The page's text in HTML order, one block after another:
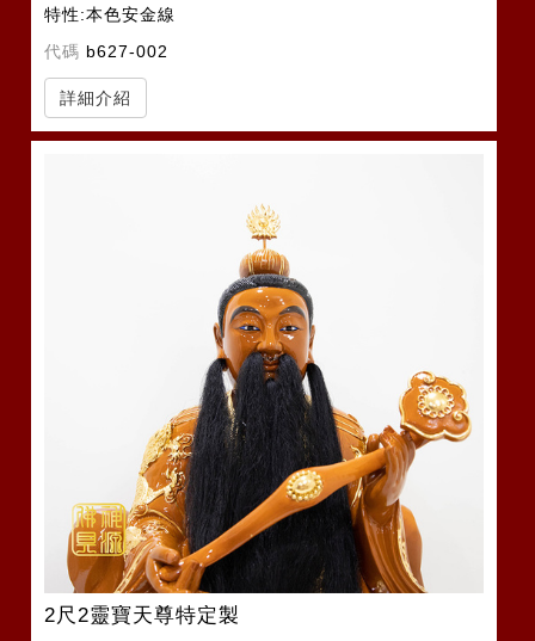
特性:本色安金線
代碼 b627-002
詳細介紹
2尺2靈寶天尊特定製